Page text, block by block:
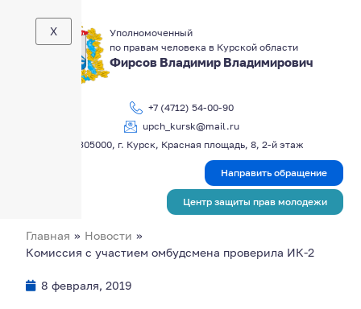
Уполномоченный
по правам человека в Курской области
Фирсов Владимир Владимирович
+7 (4712) 54-00-90
upch_kursk@mail.ru
305000, г. Курск, Красная площадь, 8, 2-й этаж
X
Направить обращение
Центр защиты прав молодежи
Главная » Новости »
Комиссия с участием омбудсмена проверила ИК-2
8 февраля, 2019